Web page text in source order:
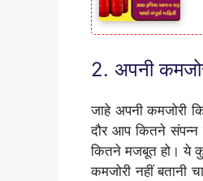
2. अपनी
जाहे अपनी कमजोरी
दौर आप कितने संपन्न
कितने मजबूत हो। ये
कमजोरी नहीं बतानी